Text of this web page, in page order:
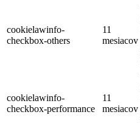
cookielawinfo-
checkbox-others
11
mesiacov
cookielawinfo-
checkbox-performance
11
mesiacov